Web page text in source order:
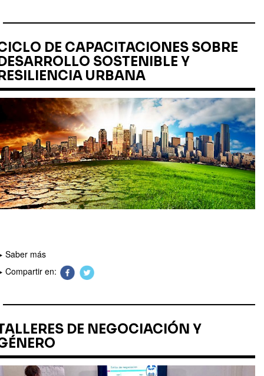
DE CAPACITACIONES SOBRE
SOSTENIBLE Y
URBANA
Saber más
Compartir en:
DE NEGOCIACIÓN Y